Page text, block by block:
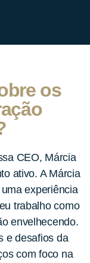
os
CEO, Márcia
ativo. A Márcia
experiência
trabalho como
envelhecendo.
e desafios da
com foco na